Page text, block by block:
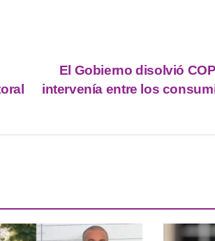
El Gobierno disolvió
intervenía entre los